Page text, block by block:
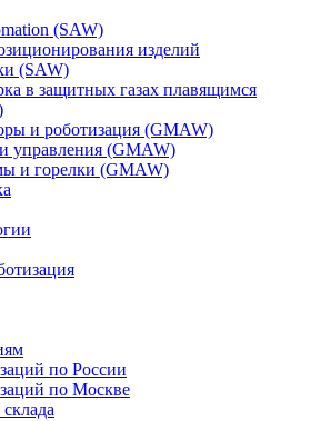
(SAW)
изделий
(SAW)
в защитных газах плавящимся
и роботизация (GMAW)
управления (GMAW)
и горелки (GMAW)
по России
по Москве